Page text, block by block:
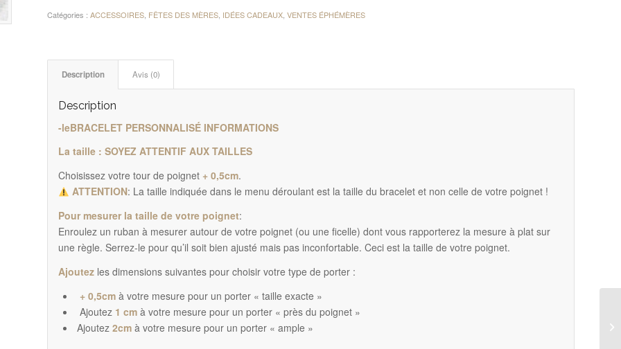
Catégories :ACCESSOIRES FÊTES DES MÈRES IDÉES CADEAUX ,VENTES ÉPHÉMÈRES
Description Avis (0)
Description
-leBRACELET PERSONNALISÉ INFORMATIONS
La taille : SOYEZ ATTENTIF AUX TAILLES
Choisissez votre tour de poignet + 0,5cm.
ATTENTION: La taille indiquée dans le menu déroulant est la taille du bracelet et non celle de votre poignet !
Pour mesurer la taille de votre poignet:
Enroulez un ruban à mesurer autour de votre poignet (ou une ficelle) dont vous rapporterez la mesure à plat sur
une règle. Serrez-le pour qu’il soit bien ajusté mais pas inconfortable. Ceci est la taille de votre poignet.
Ajoutez les dimensions suivantes pour choisir votre type de porter :
+ 0,5cm à votre mesure pour un porter « taille exacte »
Ajoutez 1 cm à votre mesure pour un porter « près du poignet »
Ajoutez2cm à votre mesure pour un porter « ample »